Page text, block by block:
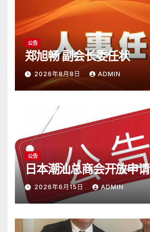
公告
郑旭畅 副会长委任状
2026年8月8日 ADMIN
公告
日本潮汕总商会开放申请
2026年6月15日 ADMIN